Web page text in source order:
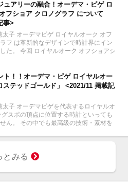
ュアリーの融合！オーデマ・ピゲ ロ
フショア クロノグラフ について
事>
子 オーデマピゲ ロイヤルオーク オフ
フ は革新的なデザインで時計界にイン
た。 今回 ロイヤルオーク オフショアシ
ト！！オーデマ・ピゲ ロイヤルオー
ステッドゴールド」 <2021/11 掲載記
子 オーデマピゲを代表するロイヤルオ
スポの頂点に位置する時計といっても
ん。 その中でも最高級の技術・素材を
とみる